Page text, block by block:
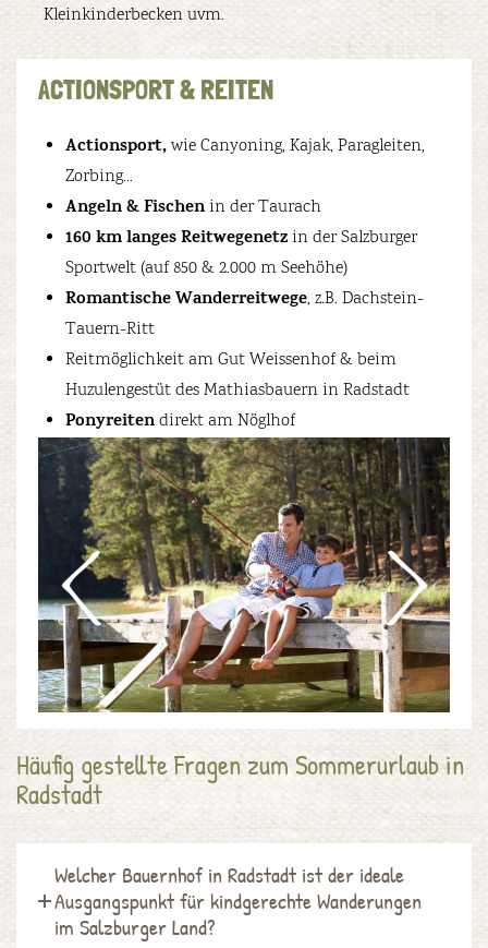
Kleinkinderbecken uvm.
ACTIONSPORT & REITEN
Actionsport,wie Canyoning, Kajak, Paragleiten,
Zorbing…
Angeln & Fischen in der Taurach
160 km langes Reitwegenetz in der Salzburger
Sportwelt (auf 850 & 2.000 m Seehöhe)
Romantische Wanderreitwege, z.B. Dachstein-
Tauern-Ritt
Reitmöglichkeit am Gut Weissenhof & beim
Huzulengestüt des Mathiasbauern in Radstadt
Ponyreitendirekt am Nöglhof
Häufig gestellte Fragen zum Sommerurlaub in
Radstadt
Welcher Bauernhof in Radstadt ist der ideale
Ausgangspunkt für kindgerechte Wanderungen
im Salzburger Land?